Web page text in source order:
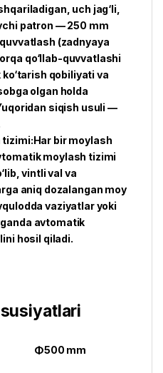
uch jag‘li,
patron — 250 mm
quvvatlash (zadnyaya
qo‘llab-quvvatlashi
qobiliyati va
olgan holda
siqish usuli —
tizimi:Har bir moylash
moylash tizimi
vintli val va
aniq dozalangan moy
vaziyatlar yoki
avtomatik
hosil qiladi.
Φ500 mm